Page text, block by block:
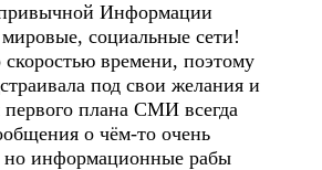
Информации
социальные сети!
времени, поэтому
под свои желания и
первого плана СМИ всегда
о чём-то очень
но информационные рабы